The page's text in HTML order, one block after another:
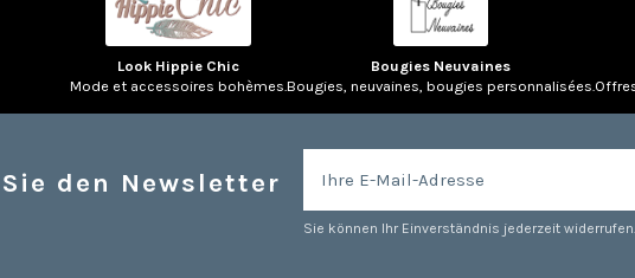
Look Hippie Chic
Mode et accessoires bohèmes.
Bougies Neuvaines
Bougies, neuvaines, bougies personnalisées.
den Newsletter
Sie können Ihr Einverständnis jederzeit